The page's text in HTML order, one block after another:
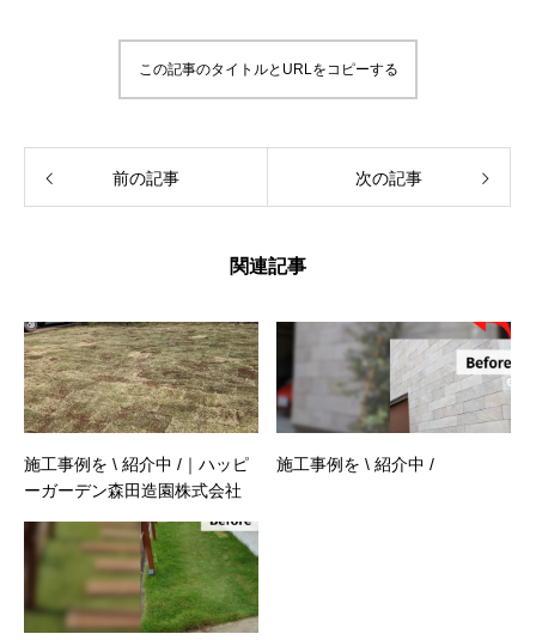
この記事のタイトルとURLをコピーする
前の記事 次の記事
関連記事
施工事例を \ 紹介中 /｜ハッピ
ーガーデン森田造園株式会社
施工事例を \ 紹介中 /